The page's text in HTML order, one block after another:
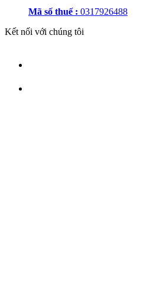
Mã số thuế : 0317926488
Kết nối với chúng tôi